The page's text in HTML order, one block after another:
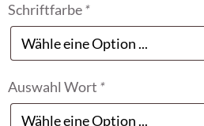
Schriftfarbe*
Auswahl Wort *